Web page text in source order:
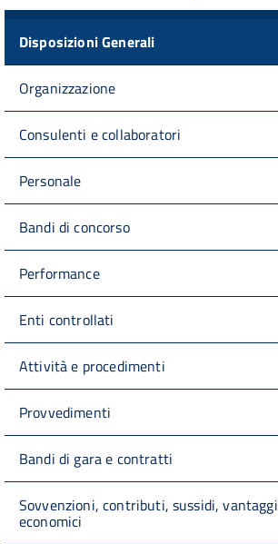
Disposizioni Generali
Organizzazione
Consulenti e collaboratori
Personale
Bandi di concorso
Performance
Enti controllati
Attività e procedimenti
Provvedimenti
Bandi di gara e contratti
Sovvenzioni, contributi, sussidi, vantaggi
economici